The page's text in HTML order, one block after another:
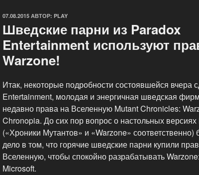
ОПУБЛИКОВАНО
07.08.2015 АВТОР: PLAY
Шведские парни из Paradox
Entertainment используют
Warzone!
Итак, некоторые подробности состоявшейся вчера
Entertainment, молодая и энергичная шведская
недавно права на Вселенную Mutant Chronicles:
Chronopia. До сих пор вопрос о настольных
(«Хроники Мутантов» и «Warzone»
дело в том, что горячие шведские парни купили
Вселенную, чтобы спокойно разрабатывать
Microsoft.